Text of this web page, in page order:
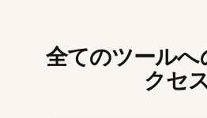
全てのツールへ
クセ